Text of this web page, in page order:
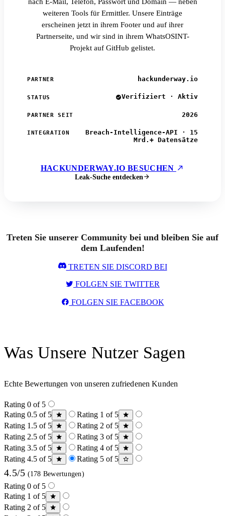
nach E-Mail, Telefon, Passwort und Domain — neben
weiteren Tools für Ermittler. Unsere Einträge
erscheinen jetzt in ihrem Footer und auf ihrer
Partnerseite, und wir sind in ihrem WhatsOSINT-
Projekt auf GitHub gelistet.
PARTNER hackunderway.io
STATUS Verifiziert · Aktiv
PARTNER SEIT 2026
INTEGRATION
Breach-Intelligence-API · 15
Mrd.+ Datensätze
HACKUNDERWAY.IO BESUCHEN
Leak-Suche entdecken
Treten Sie unserer Community bei und bleiben Sie auf
dem Laufenden!
TRETEN SIE DISCORD BEI
FOLGEN SIE TWITTER
FOLGEN SIE FACEBOOK
Was Unsere Nutzer Sagen
Echte Bewertungen von unseren zufriedenen Kunden
Rating 0 of 5
Rating 0.5 of 5
Rating 1 of 5
Rating 1.5 of 5
Rating 2 of 5
Rating 2.5 of 5
Rating 3 of 5
Rating 3.5 of 5
Rating 4 of 5
Rating 4.5 of 5
Rating 5 of 5
4.5/5 (178 Bewertungen)
Rating 0 of 5
Rating 1 of 5
Rating 2 of 5